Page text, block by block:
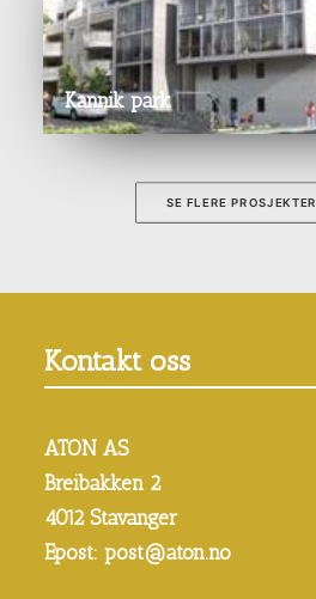
Kannik park
SE FLERE PROSJEKTER
Kontakt oss
ATON AS
Breibakken 2
4012 Stavanger
Epost: post@aton.no